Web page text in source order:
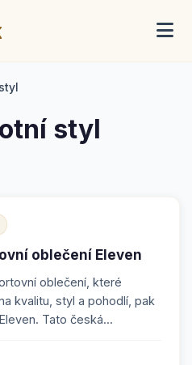
styl
oblečení Eleven
oblečení, které
kvalitu, styl a pohodlí, pak
Tato česká...